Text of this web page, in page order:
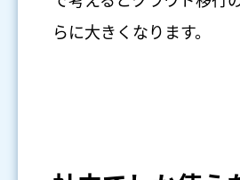
らに大きくなります。